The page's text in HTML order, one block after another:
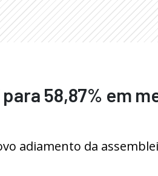
58,87% em
adiamento da